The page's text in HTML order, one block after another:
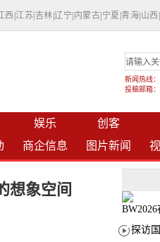
西 江苏 吉林 |辽宁 内蒙古 宁夏 青海 山西
新闻热线：
投稿邮箱：
娱乐 创客
商企信息 图片新闻
想象空间